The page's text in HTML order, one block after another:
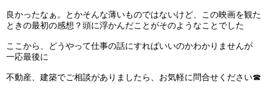
良かったなぁ。とかそんな薄いものではないけど、この映画を観た
ときの最初の感想？頭に浮かんだことがそのようなことでした
ここから、どうやって仕事の話にすればいいのかわかりませんが
一応最後に
不動産、建築でご相談がありましたら、お気軽に問合せください☎